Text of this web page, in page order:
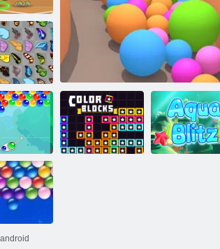
kyodai
Charms
android